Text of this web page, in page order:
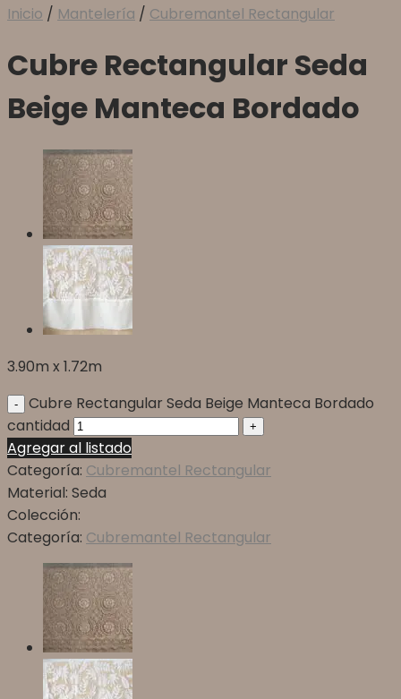
Inicio / Mantelería / Cubremantel Rectangular
Cubre Rectangular Seda
Beige Manteca Bordado
3.90m x 1.72m
Cubre Rectangular Seda Beige Manteca Bordado
cantidad
Agregar al listado
Categoría: Cubremantel Rectangular
Material: Seda
Colección:
Categoría: Cubremantel Rectangular